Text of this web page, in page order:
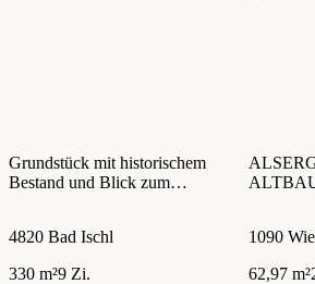
Grundstück mit historischem
Bestand und Blick zum
4820 Bad Ischl
330 m²9 Zi.
18:00
1090
62,97 m²